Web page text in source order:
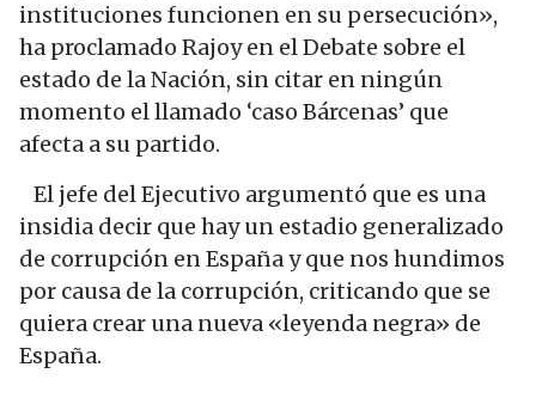
instituciones funcionen en su persecución»,
ha proclamado Rajoy en el Debate sobre el
estado de la Nación, sin citar en ningún
momento el llamado ‘caso Bárcenas’ que
afecta a su partido.
El jefe del Ejecutivo argumentó que es una
insidia decir que hay un estadio generalizado
de corrupción en España y que nos hundimos
por causa de la corrupción, criticando que se
quiera crear una nueva «leyenda negra» de
España.